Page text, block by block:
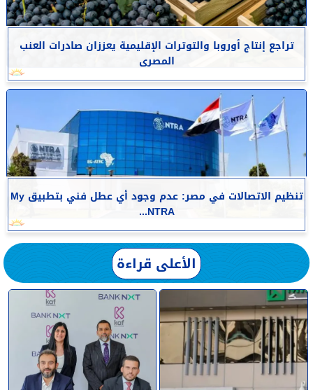
تراجع إنتاج أوروبا والتوترات الإقليمية يعززان صادرات العنب
المصرى
تنظيم الاتصالات في مصر: عدم وجود أي عطل فني بتطبيق My
NTRA...
الأعلى قراءة